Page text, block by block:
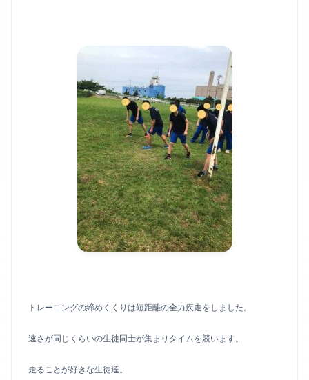
トレーニングの締めくくりは短距離の全力疾走をしました。
速さが同じくらいの生徒同士が集まりタイムを競います。
走ることが好きな生徒達。